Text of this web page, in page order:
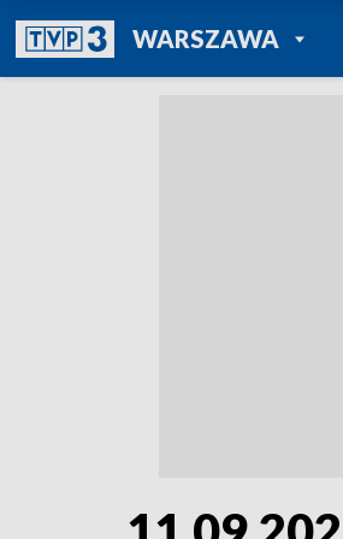
WARSZAWAPOWRÓT DO
TVP REGIONY